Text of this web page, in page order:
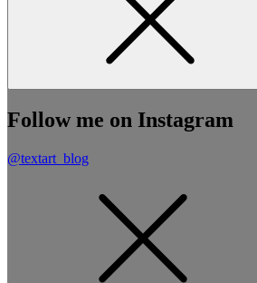
Follow me on Instagram
@textart_blog